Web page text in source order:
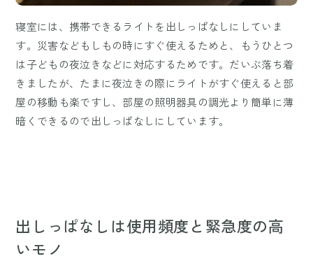
寝室には、携帯できるライトを出しっぱなしにしていま
す。災害などもしもの時にすぐ使えるためと、もうひとつ
は子どもの夜泣きなどに対応するためです。だいぶ落ち着
きましたが、たまに夜泣きの際にライトがすぐ使えると部
屋の移動も楽ですし、部屋の照明器具の調光より簡単に薄
暗くできるので出しっぱなしにしています。
出しっぱなしは使用頻度と緊急度の高
いモノ